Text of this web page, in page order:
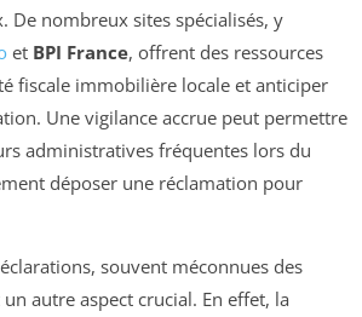
De nombreux sites spécialisés, y
et BPI France, offrent des ressources
fiscale immobilière locale et anticiper
Une vigilance accrue peut permettre
administratives fréquentes lors du
déposer une réclamation pour
souvent méconnues des
autre aspect crucial. En effet, la